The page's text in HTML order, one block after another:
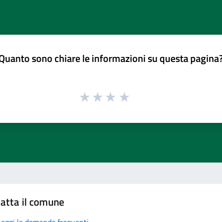
sono chiare le informazioni su questa
il comune